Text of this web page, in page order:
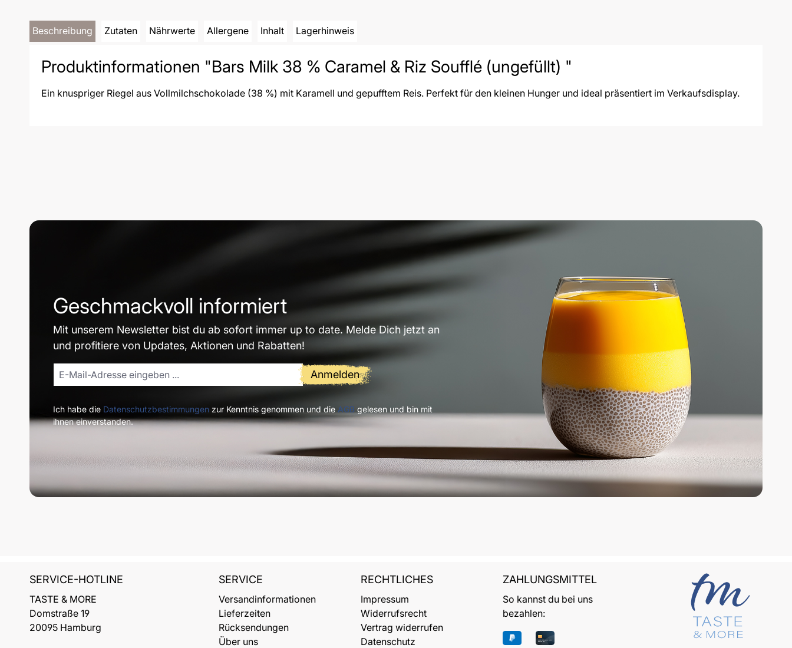
Beschreibung Zutaten Nährwerte Allergene Inhalt Lagerhinweis
Produktinformationen "Bars Milk 38 % Caramel & Riz Soufflé (ungefüllt) "
Ein knuspriger Riegel aus Vollmilchschokolade (38 %) mit Karamell und gepufftem Reis. Perfekt für den kleinen Hunger und ideal präsentiert im Verkaufsdisplay.
Geschmackvoll informiert
Mit unserem Newsletter bist du ab sofort immer up to date. Melde Dich jetzt an
und profitiere von Updates, Aktionen und Rabatten!
Anmelden
Ich habe die Datenschutzbestimmungen zur Kenntnis genommen und die AGB gelesen und bin mit
ihnen einverstanden.
SERVICE-HOTLINE
TASTE & MORE
Domstraße 19
20095 Hamburg
SERVICE
Versandinformationen
Lieferzeiten
Rücksendungen
Über uns
RECHTLICHES
Impressum
Widerrufsrecht
Vertrag widerrufen
Datenschutz
ZAHLUNGSMITTEL
So kannst du bei uns
bezahlen: